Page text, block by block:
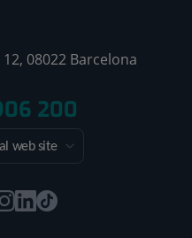
08022 Barcelona
200
web site
Aquest
AquestEnllaç